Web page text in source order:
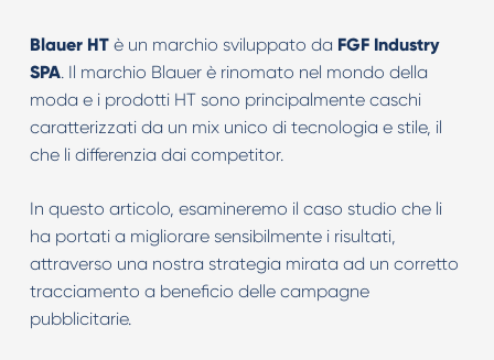
Blauer HTè un marchio sviluppato da FGF Industry
SPA. Il marchio Blauer è rinomato nel mondo della
moda e i prodotti HT sono principalmente caschi
caratterizzati da un mix unico di tecnologia e stile, il
che li differenzia dai competitor.
In questo articolo, esamineremo il caso studio che li
ha portati a migliorare sensibilmente i risultati,
attraverso una nostra strategia mirata ad un corretto
tracciamento a beneficio delle campagne
pubblicitarie.